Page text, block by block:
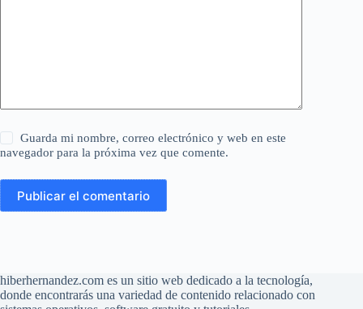
Guarda mi nombre, correo electrónico y web en este
navegador para la próxima vez que comente.
Publicar el comentario
hiberhernandez.com es un sitio web dedicado a la tecnología,
donde encontrarás una variedad de contenido relacionado con